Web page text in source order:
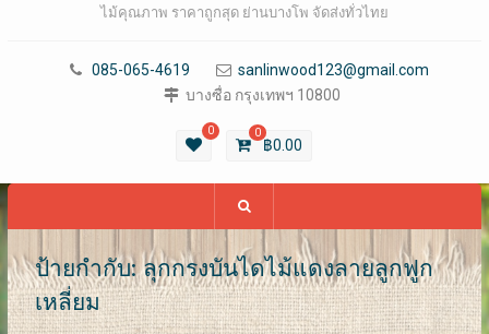
ไม้คุณภาพ ราคาถูกสุด ย่านบางโพ จัดส่งทั่วไทย
085-065-4619
sanlinwood123@gmail.com
บางซื่อ กรุงเทพฯ 10800
0 0
฿0.00
ป้ายกำกับ: ลุกกรงบันได​ไม้แดงลายลูกฟูก​
เหลี่ยม